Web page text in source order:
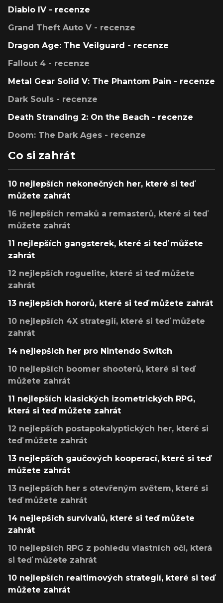
Diablo IV - recenze
Grand Theft Auto V - recenze
Dragon Age: The Veilguard - recenze
Fallout 4 - recenze
Metal Gear Solid V: The Phantom Pain - recenze
Dark Souls - recenze
Death Stranding 2: On the Beach - recenze
Doom: The Dark Ages - recenze
Co si zahrát
10 nejlepších nekonečných her, které si teď
můžete zahrát
16 nejlepších remaků a remasterů, které si teď
můžete zahrát
11 nejlepších gangsterek, které si teď můžete
zahrát
12 nejlepších roguelite, které si teď můžete
zahrát
13 nejlepších hororů, které si teď můžete zahrát
10 nejlepších 4X strategií, které si teď můžete
zahrát
14 nejlepších her pro Nintendo Switch
10 nejlepších boomer shooterů, které si teď
můžete zahrát
11 nejlepších klasických izometrických RPG,
která si teď můžete zahrát
12 nejlepších postapokalyptických her, které si
teď můžete zahrát
13 nejlepších gaučových kooperací, které si teď
můžete zahrát
13 nejlepších her s otevřeným světem, které si
teď můžete zahrát
14 nejlepších survivalů, které si teď můžete
zahrát
10 nejlepších RPG z pohledu vlastních očí, která
si teď můžete zahrát
10 nejlepších realtimových strategií, které si teď
můžete zahrát